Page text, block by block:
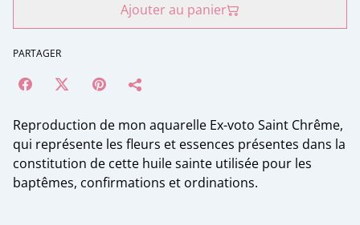
Ajouter au panier
PARTAGER
Reproduction de mon aquarelle Ex-voto Saint Chrême,
qui représente les fleurs et essences présentes dans la
constitution de cette huile sainte utilisée pour les
baptêmes, confirmations et ordinations.